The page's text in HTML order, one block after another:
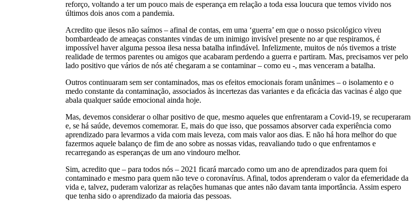
reforço, voltando a ter um pouco mais de esperança em relação a toda essa loucura que temos vivido nos
últimos dois anos com a pandemia.
Acredito que ilesos não saímos – afinal de contas, em uma ‘guerra’ em que o nosso psicológico viveu
bombardeado de ameaças constantes vindas de um inimigo invisível presente no ar que respiramos, é
impossível haver alguma pessoa ilesa nessa batalha infindável. Infelizmente, muitos de nós tivemos a triste
realidade de termos parentes ou amigos que acabaram perdendo a guerra e partiram. Mas, precisamos ver pelo
lado positivo que vários de nós até chegaram a se contaminar – como eu -, mas venceram a batalha.
Outros continuaram sem ser contaminados, mas os efeitos emocionais foram unânimes – o isolamento e o
medo constante da contaminação, associados às incertezas das variantes e da eficácia das vacinas é algo que
abala qualquer saúde emocional ainda hoje.
Mas, devemos considerar o olhar positivo de que, mesmo aqueles que enfrentaram a Covid-19, se recuperaram
e, se há saúde, devemos comemorar. E, mais do que isso, que possamos absorver cada experiência como
aprendizado para levarmos a vida com mais leveza, com mais valor aos dias. E não há hora melhor do que
fazermos aquele balanço de fim de ano sobre as nossas vidas, reavaliando tudo o que enfrentamos e
recarregando as esperanças de um ano vindouro melhor.
Sim, acredito que – para todos nós – 2021 ficará marcado como um ano de aprendizados para quem foi
contaminado e mesmo para quem não teve o coronavírus. Afinal, todos aprenderam o valor da efemeridade da
vida e, talvez, puderam valorizar as relações humanas que antes não davam tanta importância. Assim espero
que tenha sido o aprendizado da maioria das pessoas.